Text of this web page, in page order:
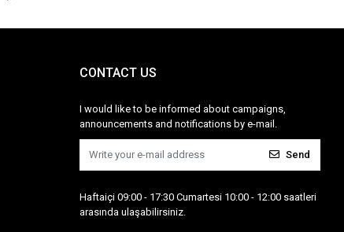
CONTACT US
I would like to be informed about campaigns,
announcements and notifications by e-mail.
Send
Haftaiçi 09:00 - 17:30 Cumartesi 10:00 - 12:00 saatleri
arasında ulaşabilirsiniz.